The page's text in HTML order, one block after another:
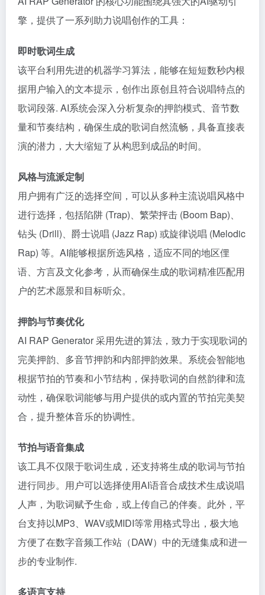
擎，提供了一系列助力说唱创作的工具：
即时歌词生成
该平台利用先进的机器学习算法，能够在短短数秒内根
据用户输入的文本提示，创作出原创且符合说唱特点的
歌词段落. AI系统会深入分析复杂的押韵模式、音节数
量和节奏结构，确保生成的歌词自然流畅，具备直接表
演的潜力，大大缩短了从构思到成品的时间。
风格与流派定制
用户拥有广泛的选择空间，可以从多种主流说唱风格中
进行选择，包括陷阱 (Trap)、繁荣抨击 (Boom Bap)、
钻头 (Drill)、爵士说唱 (Jazz Rap) 或旋律说唱 (Melodic
Rap) 等。AI能够根据所选风格，适应不同的地区俚
语、方言及文化参考，从而确保生成的歌词精准匹配用
户的艺术愿景和目标听众。
押韵与节奏优化
AI RAP Generator 采用先进的算法，致力于实现歌词的
完美押韵、多音节押韵和内部押韵效果。系统会智能地
根据节拍的节奏和小节结构，保持歌词的自然韵律和流
动性，确保歌词能够与用户提供的或内置的节拍完美契
合，提升整体音乐的协调性。
节拍与语音集成
该工具不仅限于歌词生成，还支持将生成的歌词与节拍
进行同步。用户可以选择使用AI语音合成技术生成说唱
人声，为歌词赋予生命，或上传自己的伴奏。此外，平
台支持以MP3、WAV或MIDI等常用格式导出，极大地
方便了在数字音频工作站（DAW）中的无缝集成和进一
步的专业制作.
多语言支持